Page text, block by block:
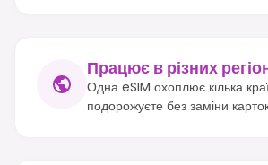
Працює в різних
Одна eSIM охоплює кілька
подорожуєте без заміни